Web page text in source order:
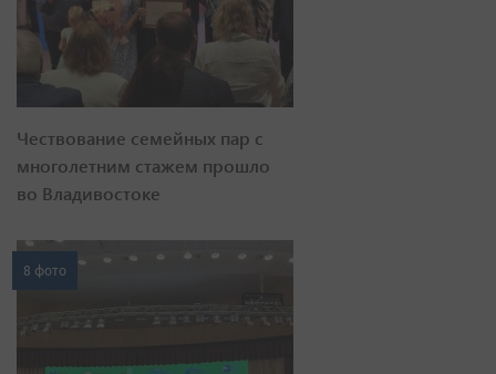
Чествование семейных пар с
многолетним стажем прошло
во Владивостоке
8 фото